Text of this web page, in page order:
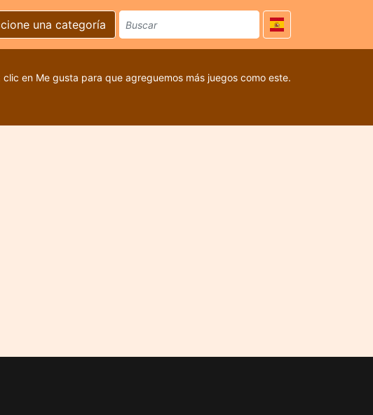
una categoría
clic en Me gusta para que agreguemos más juegos como este.